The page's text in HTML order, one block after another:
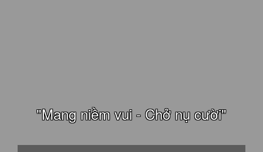
"Mang niềm vui - Chở nụ cười"